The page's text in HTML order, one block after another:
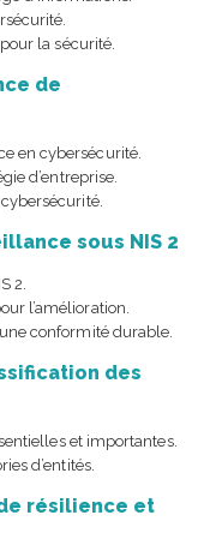
la sécurité.
de
en cybersécurité.
d’entreprise.
sous NIS 2
2.
l’amélioration.
conformité durable.
des
et importantes.
d’entités.
résilience et